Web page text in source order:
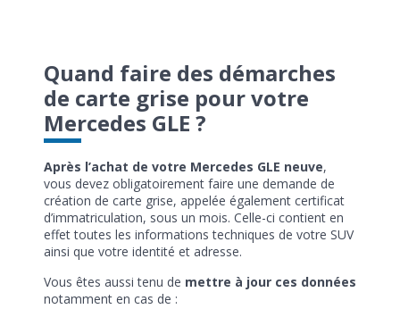
Quand faire des démarches
de carte grise pour votre
Mercedes GLE ?
Après l’achat de votre Mercedes GLE neuve,
vous devez obligatoirement faire une demande de
création de carte grise, appelée également certificat
d’immatriculation, sous un mois. Celle-ci contient en
effet toutes les informations techniques de votre SUV
ainsi que votre identité et adresse.
Vous êtes aussi tenu de mettre à jour ces données
notamment en cas de :